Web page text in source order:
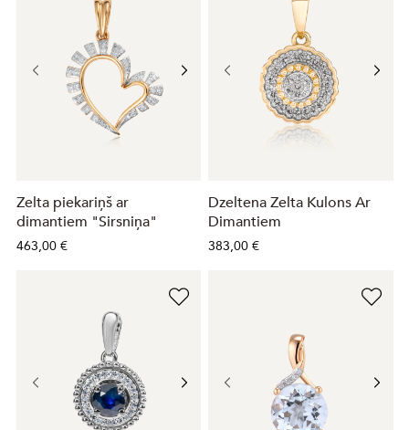
Zelta piekariņš ar
dimantiem "Sirsniņa"
463,00 €
Dzeltena Zelta Kulons Ar
Dimantiem
383,00 €